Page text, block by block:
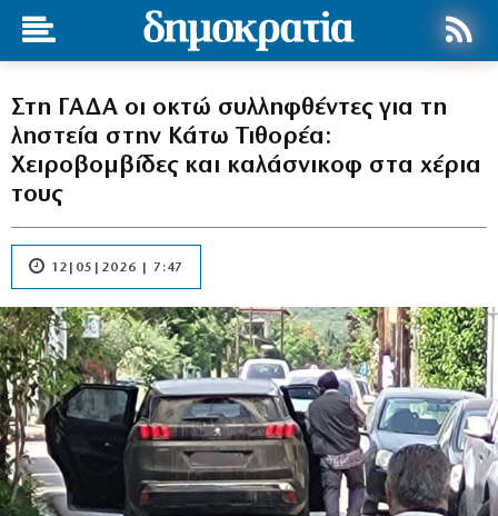
Στη ΓΑΔΑ οι οκτώ συλληφθέντες για τη
ληστεία στην Κάτω Τιθορέα:
Χειροβομβίδες και καλάσνικοφ στα χέρια
τους
12|05|2026 | 7:47